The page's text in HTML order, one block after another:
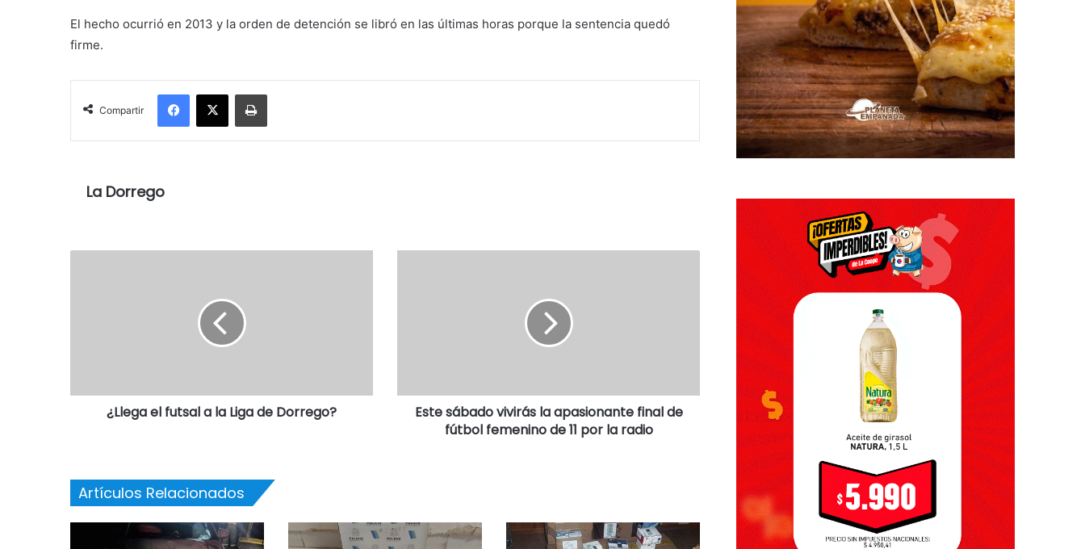
El hecho ocurrió en 2013 y la orden de detención se libró en las últimas horas porque la sentencia quedó
firme.
Compartir
Facebook
X Imprimir
La Dorrego
¿Llega el futsal a la Liga de Dorrego?
Este sábado vivirás la apasionante final de
fútbol femenino de 11 por la radio
Artículos Relacionados